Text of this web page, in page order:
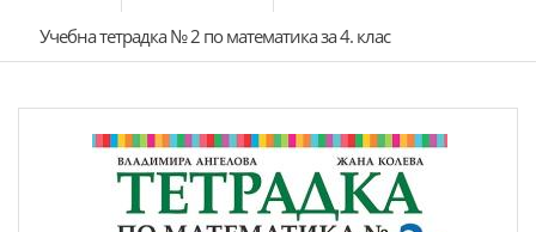
Учебна тетрадка № 2 по математика за 4. клас